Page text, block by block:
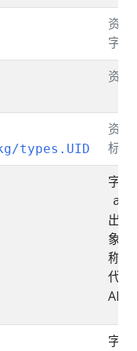
资源
字空
资源
types.UID
资源
标识
字段
出包
象的
称。
代表
API
字段